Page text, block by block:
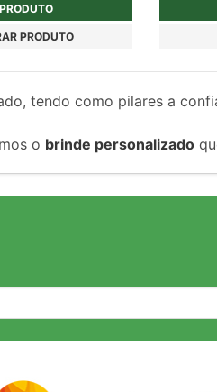
PRODUTO
tendo como pilares a
o brinde personalizado